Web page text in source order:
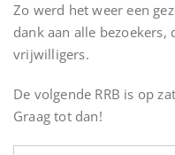
Zo werd het weer een
dank aan alle bezoekers,
vrijwilligers.
De volgende RRB is op
Graag tot dan!